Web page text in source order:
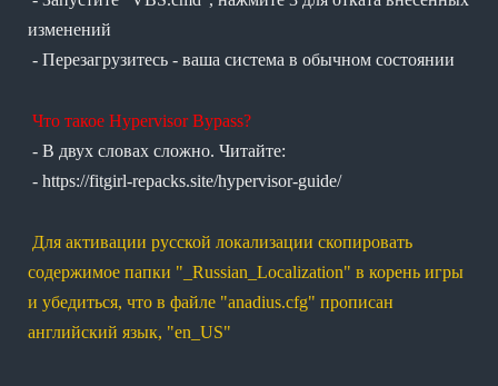
изменений
- Перезагрузитесь - ваша система в обычном состоянии
Что такое Hypervisor Bypass?
- В двух словах сложно. Читайте:
- https://fitgirl-repacks.site/hypervisor-guide/
Для активации русской локализации скопировать
содержимое папки "_Russian_Localization" в корень игры
и убедиться, что в файле "anadius.cfg" прописан
английский язык, "en_US"